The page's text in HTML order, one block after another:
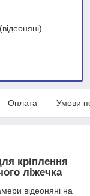
Оплата Умови
кріплення
ліжечка
відеоняні на